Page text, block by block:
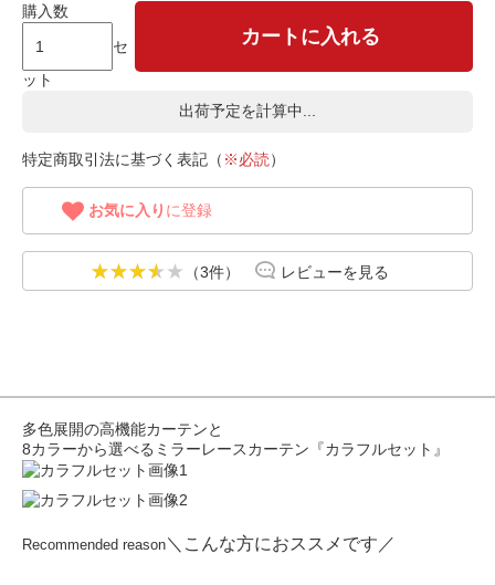
購入数
セ
ット
カートに入れる
出荷予定を計算中...
特定商取引法に基づく表記（ ※必読）
お気に入り に登録
（3件） レビューを見る
多色展開の高機能カーテンと
8カラーから選べるミラーレースカーテン『カラフルセット』
Recommended reason＼こんな方におススメです／